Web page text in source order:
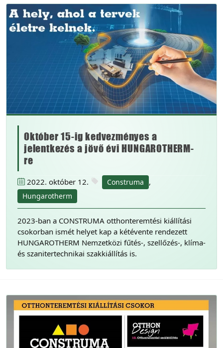
Október 15-ig kedvezményes a
jelentkezés a jövő évi HUNGAROTHERM-
re
2022. október 12. Construma ,
Hungarotherm
2023-ban a CONSTRUMA otthonteremtési kiállítási
csokorban ismét helyet kap a kétévente rendezett
HUNGAROTHERM Nemzetközi fűtés-, szellőzés-, klíma-
és szanitertechnikai szakkiállítás is.